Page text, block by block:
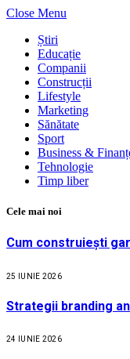
Close Menu
Știri
Educație
Companii
Construcții
Lifestyle
Marketing
Sănătate
Sport
Business &
Tehnologie
Timp liber
Cele mai noi
Cum construiești
25 IUNIE 2026
Strategii branding
24 IUNIE 2026